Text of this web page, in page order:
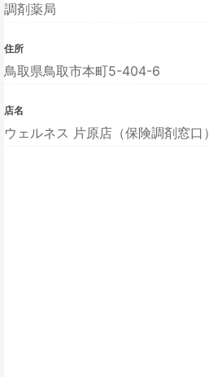
調剤薬局
住所
鳥取県鳥取市本町5-404-6
店名
ウェルネス 片原店（保険調剤窓口）